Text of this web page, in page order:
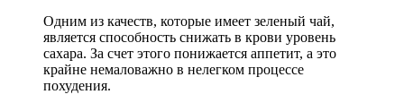
Одним из качеств, которые имеет зеленый чай,
является способность снижать в крови уровень
сахара. За счет этого понижается аппетит, а это
крайне немаловажно в нелегком процессе
похудения.